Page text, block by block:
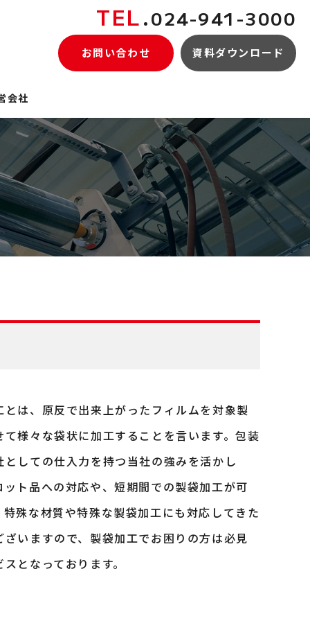
会社
TEL.024-941-3000
お問い合わせ 資料ダウンロード
とは、原反で出来上がったフィルムを対象製
て様々な袋状に加工することを言います。包装
としての仕入力を持つ当社の強みを活かし
ット品への対応や、短期間での製袋加工が可
特殊な材質や特殊な製袋加工にも対応してきた
ざいますので、製袋加工でお困りの方は必見
となっております。